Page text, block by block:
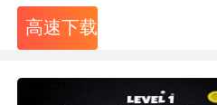
高速下载